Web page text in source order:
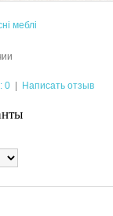
меблі
0 | Написать отзыв